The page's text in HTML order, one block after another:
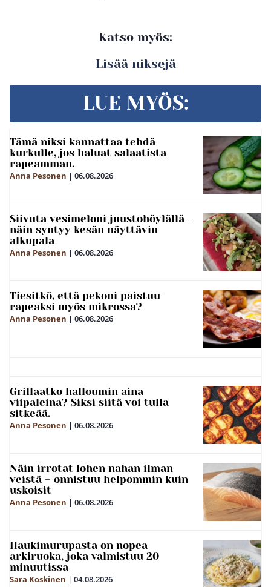
Katso myös:
Lisää niksejä
LUE MYÖS:
Tämä niksi kannattaa tehdä
kurkulle, jos haluat salaatista
rapeamman.
Anna Pesonen | 06.08.2026
Siivuta vesimeloni juustohöylällä –
näin syntyy kesän näyttävin
alkupala
Anna Pesonen | 06.08.2026
Tiesitkö, että pekoni paistuu
rapeaksi myös mikrossa?
Anna Pesonen | 06.08.2026
Grillaatko halloumin aina
viipaleina? Siksi siitä voi tulla
sitkeää.
Anna Pesonen | 06.08.2026
Näin irrotat lohen nahan ilman
veistä – onnistuu helpommin kuin
uskoisit
Anna Pesonen | 06.08.2026
Haukimurupasta on nopea
arkiruoka, joka valmistuu 20
minuutissa
Sara Koskinen | 04.08.2026